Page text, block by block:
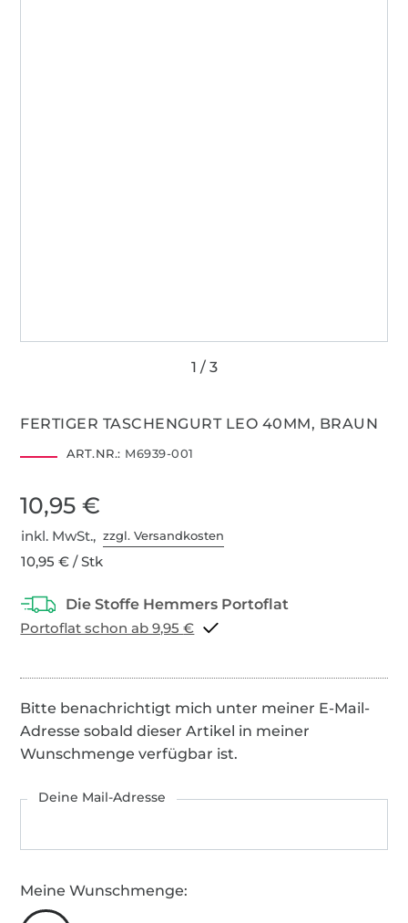
FERTIGER TASCHENGURT LEO 40MM, BRAUN
ART.NR.: M6939-001
10,95 €
inkl. MwSt.,zzgl. Versandkosten
10,95 € / Stk
Portoflat schon ab 9,95 €
Bitte benachrichtigt mich unter meiner E-Mail-
Adresse sobald dieser Artikel in meiner
Wunschmenge verfügbar ist.
Deine Mail-Adresse
Meine Wunschmenge: